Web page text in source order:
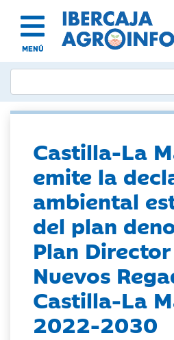
MENÚ
Castilla-La
emite la
ambiental
del plan
Plan
Nuevos
Castilla-La
2022-2030